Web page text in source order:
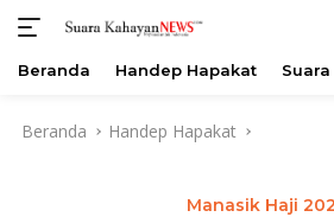
Beranda Handep Hapakat
Beranda Handep Hapakat
Manasik Haji